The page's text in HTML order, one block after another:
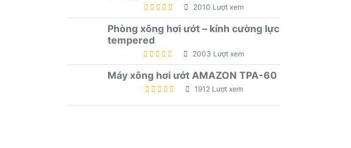
2010 Lượt xem
Phòng xông hơi ướt – kính cường lực
tempered
2003 Lượt xem
Máy xông hơi ướt AMAZON TPA-60
1912 Lượt xem